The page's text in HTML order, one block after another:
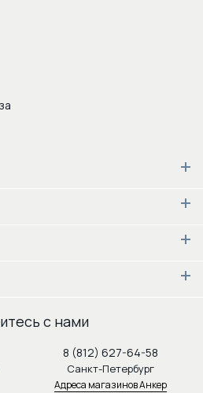
с нами
8 (812) 627-64-58
Санкт-Петербург
Адреса магазинов Анкер